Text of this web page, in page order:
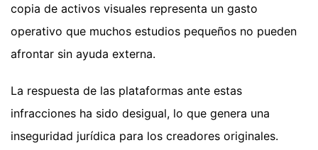
copia de activos visuales representa un gasto
operativo que muchos estudios pequeños no pueden
afrontar sin ayuda externa.
La respuesta de las plataformas ante estas
infracciones ha sido desigual, lo que genera una
inseguridad jurídica para los creadores originales.